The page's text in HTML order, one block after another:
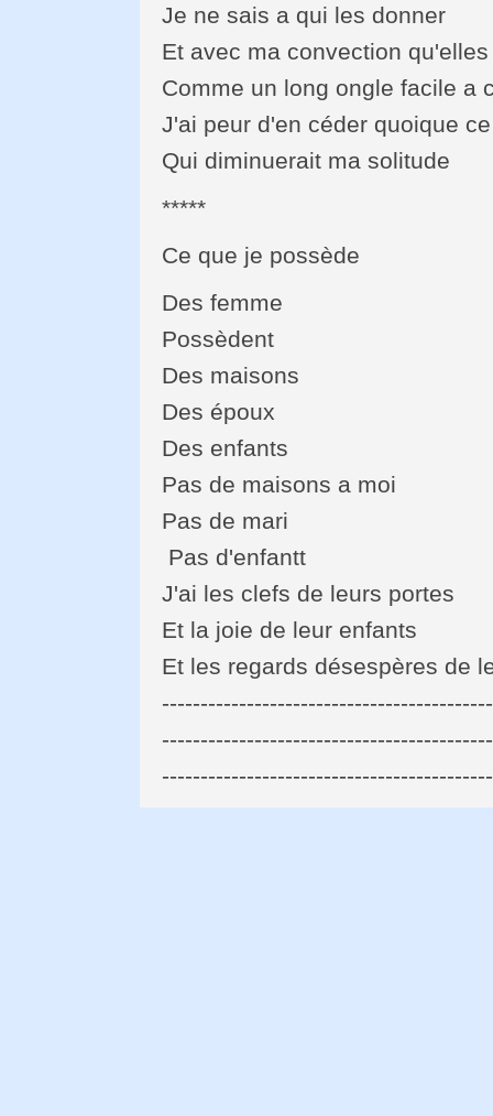
Je ne sais a qui les donner
Et avec ma convection
Comme un long ongle facile a
J'ai peur d'en céder quoique
Qui diminuerait ma solitude
*****
Ce que je possède
Des femme
Possèdent
Des maisons
Des époux
Des enfants
Pas de maisons a moi
Pas de mari
Pas d'enfantt
J'ai les clefs de leurs portes
Et la joie de leur enfants
Et les regards désespères de